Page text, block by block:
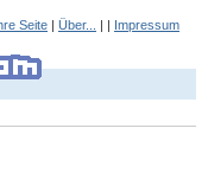
Seite | Über... | | Impressum